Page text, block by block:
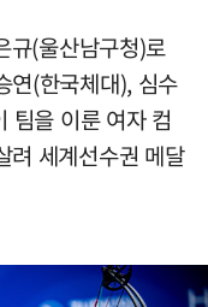
규(울산남구청)로
연(한국체대), 심수
팀을 이룬 여자 컴
려 세계선수권 메달